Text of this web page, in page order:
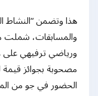
هذا وتضمن “النشاط
والمسابقات، شملت
ورياضي ترفيهي على
مصحوبة بجوائز
الحضور في جو من